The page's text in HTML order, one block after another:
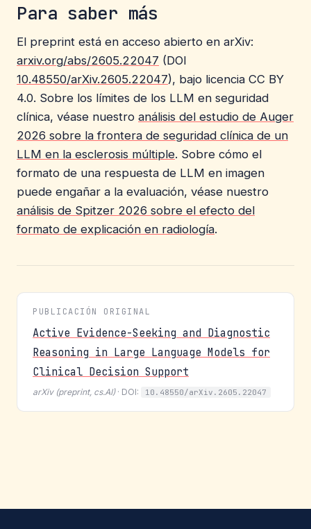
Para saber más
El preprint está en acceso abierto en arXiv:
arxiv.org/abs/2605.22047 (DOI
10.48550/arXiv.2605.22047), bajo licencia CC BY
4.0. Sobre los límites de los LLM en seguridad
clínica, véase nuestro análisis del estudio de Auger
2026 sobre la frontera de seguridad clínica de un
LLM en la esclerosis múltiple. Sobre cómo el
formato de una respuesta de LLM en imagen
puede engañar a la evaluación, véase nuestro
análisis de Spitzer 2026 sobre el efecto del
formato de explicación en radiología.
PUBLICACIÓN ORIGINAL
Active Evidence-Seeking and Diagnostic
Reasoning in Large Language Models for
Clinical Decision Support
arXiv (preprint, cs.AI)· DOI: 10.48550/arXiv.2605.22047